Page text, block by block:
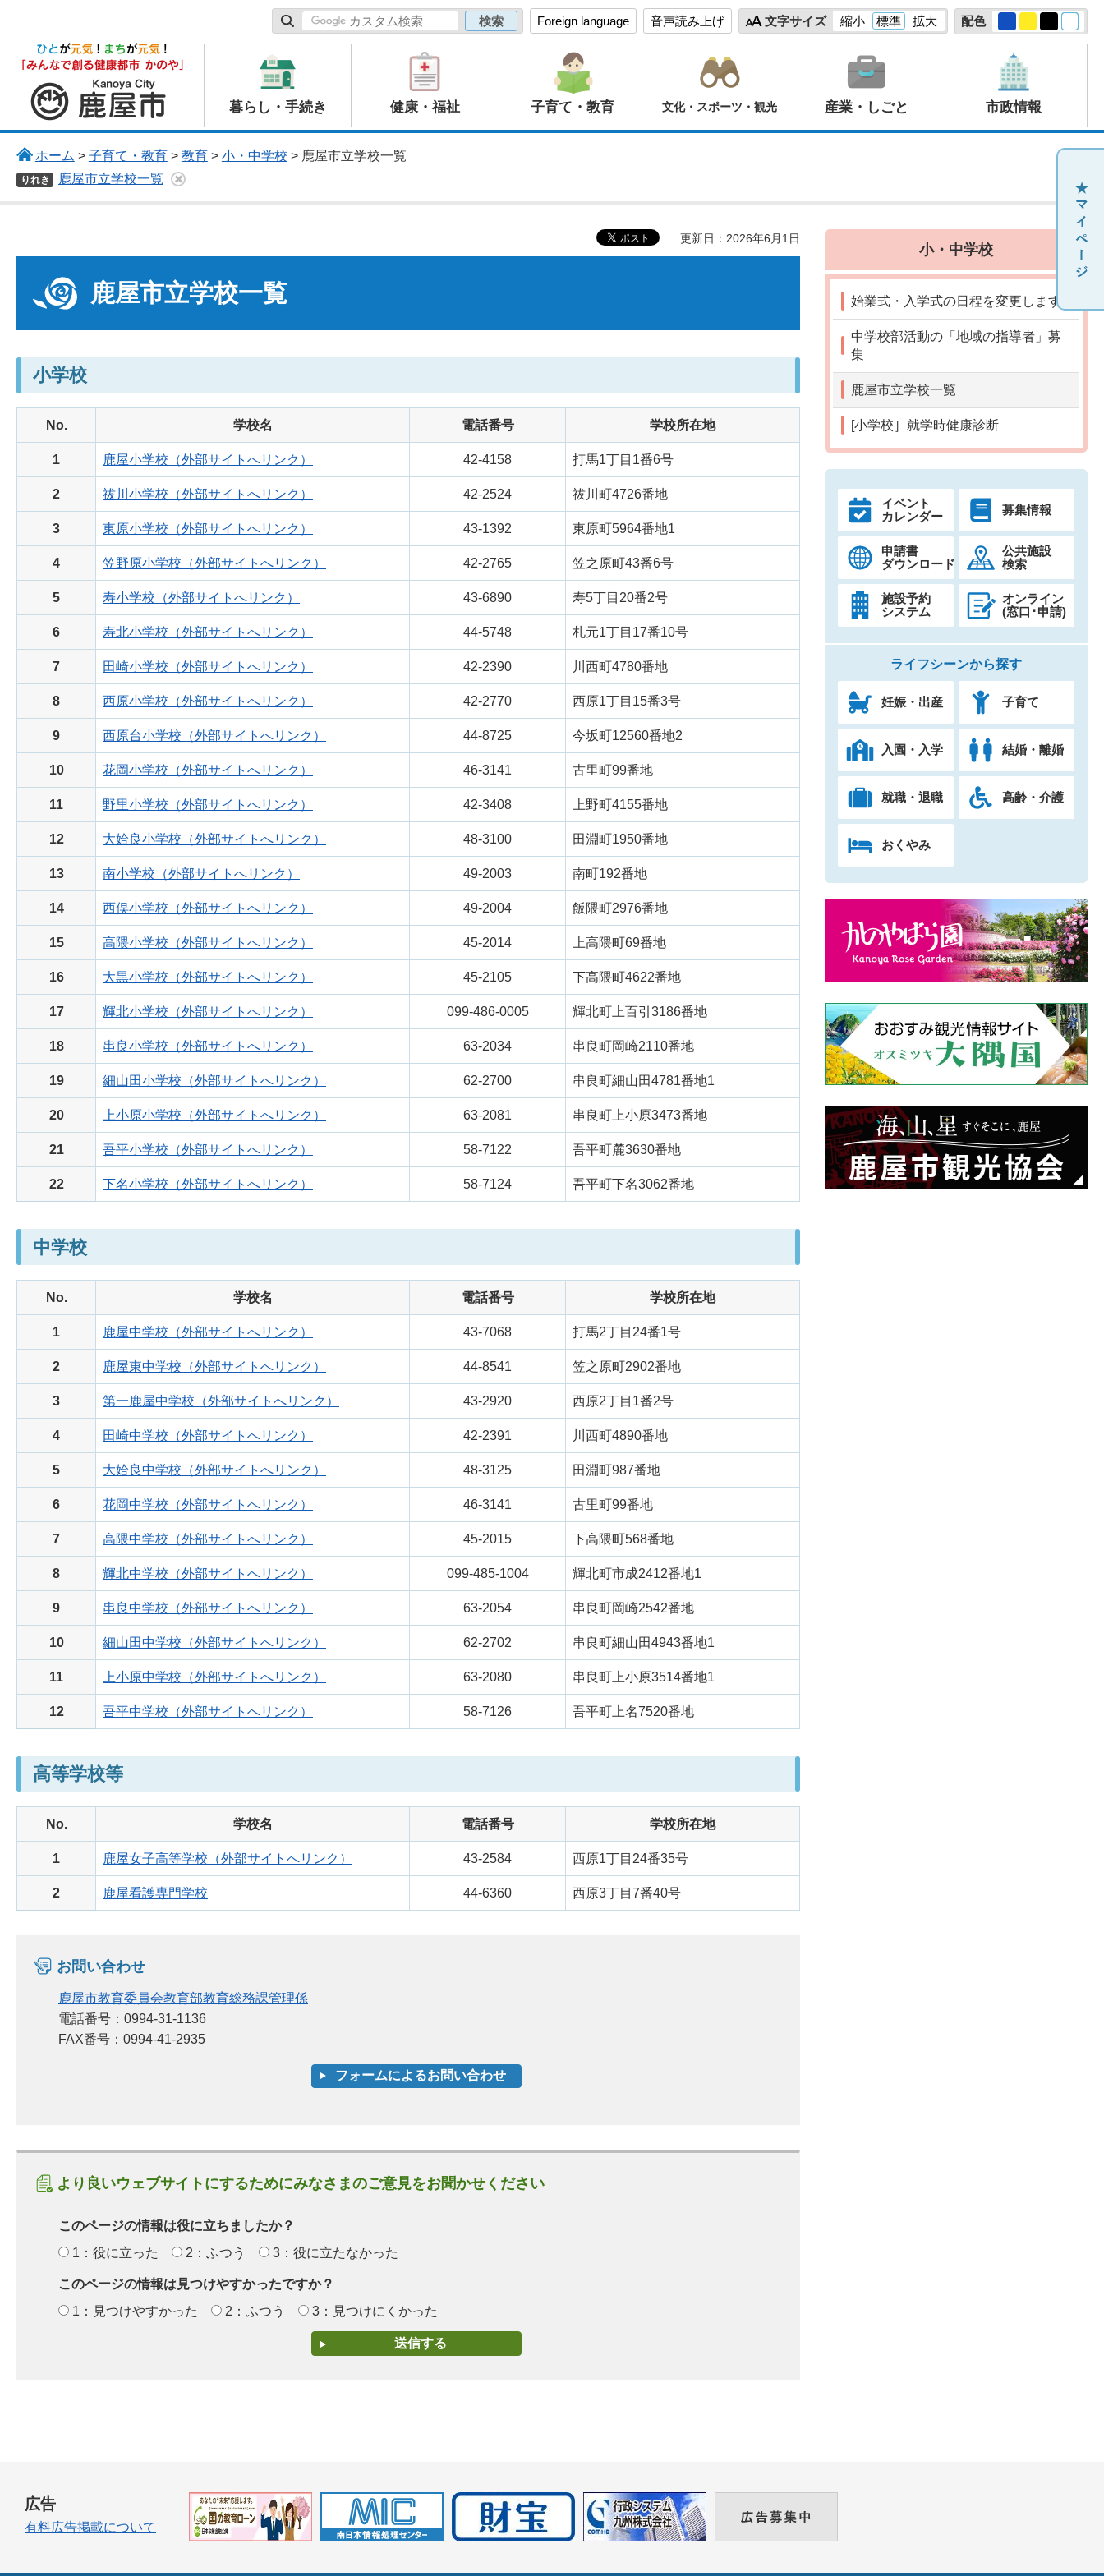
Foreign language 音声読み上げ 文字サイズ 縮小 標準 拡大 配色
鹿屋市
暮らし・手続き 健康・福祉 子育て・教育 文化・スポーツ・観光 産業・しごと 市政情報
ホーム > 子育て・教育> 教育> 小・中学校 > 鹿屋市立学校一覧
りれき 鹿屋市立学校一覧
更新日：2026年6月1日
鹿屋市立学校一覧
小学校
No. 学校名 電話番号 学校所在地
1 鹿屋小学校（外部サイトへリンク） 42-4158 打馬1丁目1番6号
2 祓川小学校（外部サイトへリンク） 42-2524 祓川町4726番地
3 東原小学校（外部サイトへリンク） 43-1392 東原町5964番地1
4 笠野原小学校（外部サイトへリンク） 42-2765 笠之原町43番6号
5 寿小学校（外部サイトへリンク） 43-6890 寿5丁目20番2号
6 寿北小学校（外部サイトへリンク） 44-5748 札元1丁目17番10号
7 田崎小学校（外部サイトへリンク） 42-2390 川西町4780番地
8 西原小学校（外部サイトへリンク） 42-2770 西原1丁目15番3号
9 西原台小学校（外部サイトへリンク） 44-8725 今坂町12560番地2
10 花岡小学校（外部サイトへリンク） 46-3141 古里町99番地
11 野里小学校（外部サイトへリンク） 42-3408 上野町4155番地
12 大姶良小学校（外部サイトへリンク） 48-3100 田淵町1950番地
13 南小学校（外部サイトへリンク） 49-2003 南町192番地
14 西俣小学校（外部サイトへリンク） 49-2004 飯隈町2976番地
15 高隈小学校（外部サイトへリンク） 45-2014 上高隈町69番地
16 大黒小学校（外部サイトへリンク） 45-2105 下高隈町4622番地
17 輝北小学校（外部サイトへリンク） 099-486-0005 輝北町上百引3186番地
18 串良小学校（外部サイトへリンク） 63-2034 串良町岡崎2110番地
19 細山田小学校（外部サイトへリンク） 62-2700 串良町細山田4781番地1
20 上小原小学校（外部サイトへリンク） 63-2081 串良町上小原3473番地
21 吾平小学校（外部サイトへリンク） 58-7122 吾平町麓3630番地
22 下名小学校（外部サイトへリンク） 58-7124 吾平町下名3062番地
中学校
No. 学校名 電話番号 学校所在地
1 鹿屋中学校（外部サイトへリンク） 43-7068 打馬2丁目24番1号
2 鹿屋東中学校（外部サイトへリンク） 44-8541 笠之原町2902番地
3 第一鹿屋中学校（外部サイトへリンク） 43-2920 西原2丁目1番2号
4 田崎中学校（外部サイトへリンク） 42-2391 川西町4890番地
5 大姶良中学校（外部サイトへリンク） 48-3125 田淵町987番地
6 花岡中学校（外部サイトへリンク） 46-3141 古里町99番地
7 高隈中学校（外部サイトへリンク） 45-2015 下高隈町568番地
8 輝北中学校（外部サイトへリンク） 099-485-1004 輝北町市成2412番地1
9 串良中学校（外部サイトへリンク） 63-2054 串良町岡崎2542番地
10 細山田中学校（外部サイトへリンク） 62-2702 串良町細山田4943番地1
11 上小原中学校（外部サイトへリンク） 63-2080 串良町上小原3514番地1
12 吾平中学校（外部サイトへリンク） 58-7126 吾平町上名7520番地
高等学校等
No. 学校名 電話番号 学校所在地
1 鹿屋女子高等学校（外部サイトへリンク） 43-2584 西原1丁目24番35号
2 鹿屋看護専門学校 44-6360 西原3丁目7番40号
お問い合わせ
鹿屋市教育委員会教育部教育総務課管理係
電話番号：0994-31-1136
FAX番号：0994-41-2935
より良いウェブサイトにするためにみなさまのご意見をお聞かせください
このページの情報は役に立ちましたか？
1：役に立った
2：ふつう 3：役に立たなかった
このページの情報は見つけやすかったですか？
1：見つけやすかった
2：ふつう 3：見つけにくかった
小・中学校
始業式・入学式の日程を変更します
中学校部活動の「地域の指導者」募
集
鹿屋市立学校一覧
[小学校］就学時健康診断
イベント
カレンダー
募集情報
申請書
ダウンロード
公共施設
検索
施設予約
システム
オンライン
(窓口･申請)
ライフシーンから探す
妊娠・出産 子育て
入園・入学 結婚・離婚
就職・退職 高齢・介護
おくやみ
広告
有料広告掲載について